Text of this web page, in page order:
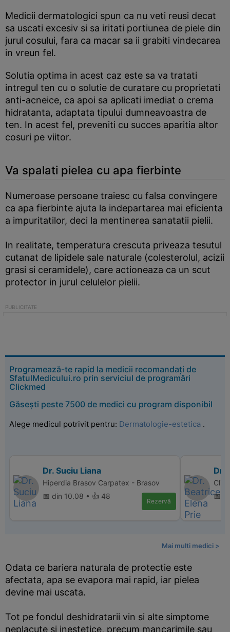
Medicii dermatologici spun ca nu veti reusi decat
sa uscati excesiv si sa iritati portiunea de piele din
jurul cosului, fara ca macar sa ii grabiti vindecarea
in vreun fel.
Solutia optima in acest caz este sa va tratati
intregul ten cu o solutie de curatare cu proprietati
anti-acneice, ca apoi sa aplicati imediat o crema
hidratanta, adaptata tipului dumneavoastra de
ten. In acest fel, preveniti cu succes aparitia altor
cosuri pe viitor.
Va spalati pielea cu apa fierbinte
Numeroase persoane traiesc cu falsa convingere
ca apa fierbinte ajuta la indepartarea mai eficienta
a impuritatilor, deci la mentinerea sanatatii pielii.
In realitate, temperatura crescuta priveaza tesutul
cutanat de lipidele sale naturale (colesterolul, acizii
grasi si ceramidele), care actioneaza ca un scut
protector in jurul celulelor pielii.
Programează-te rapid la medicii recomandați de
SfatulMedicului.ro prin serviciul de programări
Clickmed
Găsești peste 7500 de medici cu program disponibil
Alege medicul potrivit pentru: Dermatologie-estetica .
Dr. Suciu Liana
Hiperdia Brasov Carpatex - Brasov
📅 din 10.08 • 👍 48
Rezervă
Dr.
📅
Mai multi medici >
Odata ce bariera naturala de protectie este
afectata, apa se evapora mai rapid, iar pielea
devine mai uscata.
Tot pe fondul deshidratarii vin si alte simptome
neplacute si inestetice, precum mancarimile sau